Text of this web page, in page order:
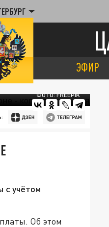
ЭФИР
ФОТО: FREEPIK
с учётом
Об этом